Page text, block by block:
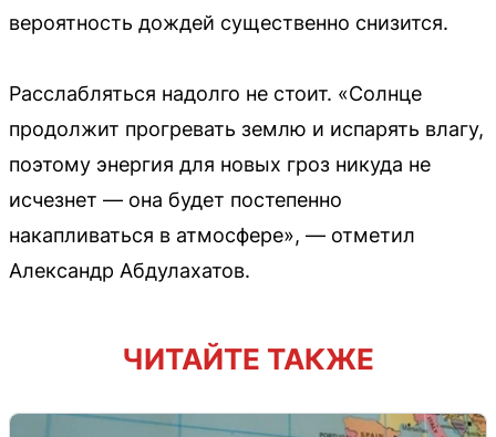
вероятность дождей существенно снизится.
Расслабляться надолго не стоит. «Солнце
продолжит прогревать землю и испарять влагу,
поэтому энергия для новых гроз никуда не
исчезнет — она будет постепенно
накапливаться в атмосфере», — отметил
Александр Абдулахатов.
ЧИТАЙТЕ ТАКЖЕ